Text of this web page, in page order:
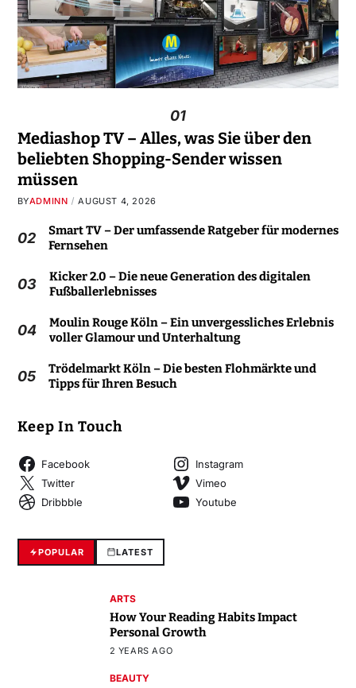
01
Mediashop TV – Alles, was Sie über den
beliebten Shopping-Sender wissen
müssen
BYADMINN AUGUST 4, 2026
02
Smart TV – Der umfassende Ratgeber für modernes
Fernsehen
03
Kicker 2.0 – Die neue Generation des digitalen
Fußballerlebnisses
04
Moulin Rouge Köln – Ein unvergessliches Erlebnis
voller Glamour und Unterhaltung
05
Trödelmarkt Köln – Die besten Flohmärkte und
Tipps für Ihren Besuch
Keep In Touch
Facebook
Instagram
Twitter
Vimeo
Dribbble
Youtube
POPULAR LATEST
ARTS
How Your Reading Habits Impact
Personal Growth
2 YEARS AGO
BEAUTY